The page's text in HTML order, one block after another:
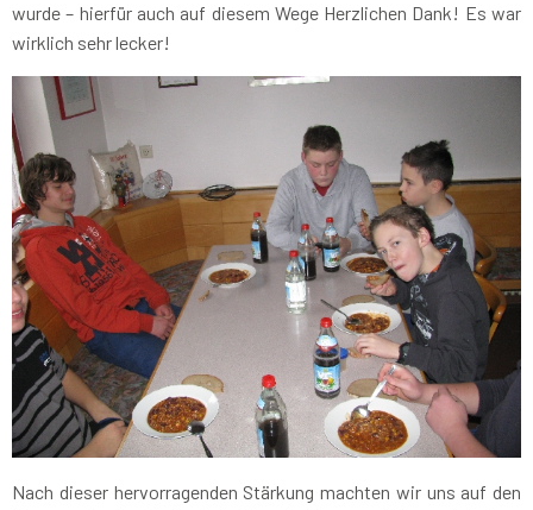
wurde – hierfür auch auf diesem Wege Herzlichen Dank! Es war
wirklich sehr lecker!
Nach dieser hervorragenden Stärkung machten wir uns auf den